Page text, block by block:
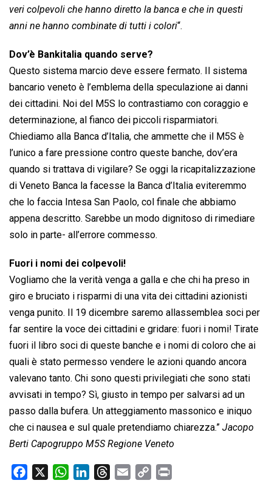
veri colpevoli che hanno diretto la banca e che in questi
anni ne hanno combinate di tutti i colori“.
Dov’è Bankitalia quando serve?
Questo sistema marcio deve essere fermato. Il sistema
bancario veneto è l’emblema della speculazione ai danni
dei cittadini. Noi del M5S lo contrastiamo con coraggio e
determinazione, al fianco dei piccoli risparmiatori.
Chiediamo alla Banca d’Italia, che ammette che il M5S è
l’unico a fare pressione contro queste banche, dov’era
quando si trattava di vigilare? Se oggi la ricapitalizzazione
di Veneto Banca la facesse la Banca d’Italia eviteremmo
che lo faccia Intesa San Paolo, col finale che abbiamo
appena descritto. Sarebbe un modo dignitoso di rimediare 
solo in parte- all’errore commesso.
Fuori i nomi dei colpevoli!
Vogliamo che la verità venga a galla e che chi ha preso in
giro e bruciato i risparmi di una vita dei cittadini azionisti
venga punito. Il 19 dicembre saremo allassemblea soci per
far sentire la voce dei cittadini e gridare: fuori i nomi! Tirate
fuori il libro soci di queste banche e i nomi di coloro che ai
quali è stato permesso vendere le azioni quando ancora
valevano tanto. Chi sono questi privilegiati che sono stati
avvisati in tempo? Sì, giusto in tempo per salvarsi ad un
passo dalla bufera. Un atteggiamento massonico e iniquo
che ci nausea e sul quale pretendiamo chiarezza.” Jacopo
Berti Capogruppo M5S Regione Veneto
W